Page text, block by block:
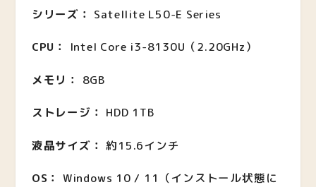
シリーズ： Satellite L50-E Series
CPU： Intel Core i3-8130U（2.20GHz）
メモリ： 8GB
ストレージ： HDD 1TB
液晶サイズ： 約15.6インチ
OS： Windows 10 / 11（インストール状態に